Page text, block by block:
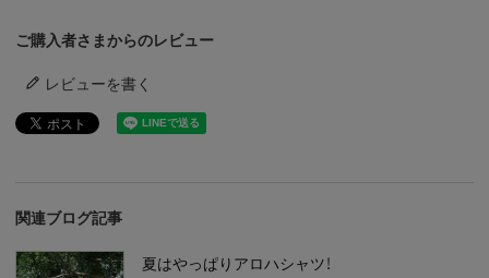
ご購入者さまからのレビュー
レビューを書く
関連ブログ記事
夏はやっぱりアロハシャツ！